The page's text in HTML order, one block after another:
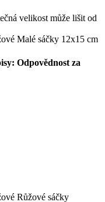
velikost může lišit od
Odpovědnost za